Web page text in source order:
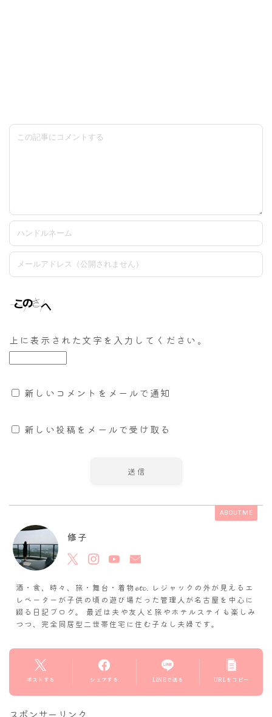
上に表示された文字を入力してください。
新しいコメントをメールで通知
新しい投稿をメールで受け取る
ABOUT ME
修子
酒・食、時々、旅・舞台・着物𝓮𝓽𝓬. レジャックの外が見えるエ
レベーターが子供の頃の遊び場だった管理人が名古屋を中心に
綴る日記ブログ。 最近は夫や友人と旅やホテルステイも楽しみ
つつ、完全同居型二世帯住宅に住む子なし夫婦です。
ポストする シェアする LINEで送る URLをコピー
スポンサーリンク